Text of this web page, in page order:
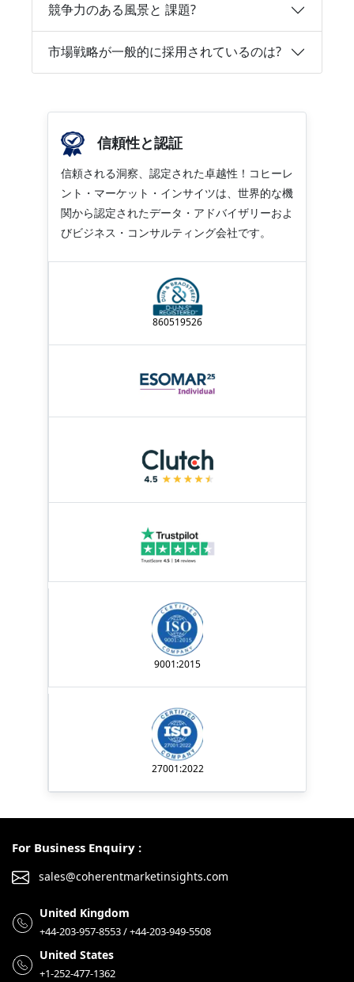
競争力のある風景と 課題?
市場戦略が一般的に採用されているのは?
信頼性と認証
信頼される洞察、認定された卓越性！コヒーレ
ント・マーケット・インサイツは、世界的な機
関から認定されたデータ・アドバイザリーおよ
びビジネス・コンサルティング会社です。
860519526
9001:2015
27001:2022
For Business Enquiry :
sales@coherentmarketinsights.com
United Kingdom
+44-203-957-8553 / +44-203-949-5508
United States
+1-252-477-1362